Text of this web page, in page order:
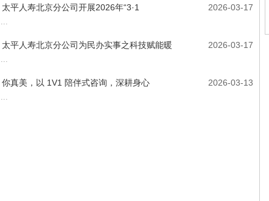
2026-03-17
太平人寿北京分公司开展2026年“3·1
...
2026-03-17
太平人寿北京分公司为民办实事之科技赋能暖
...
2026-03-13
你真美，以 1V1 陪伴式咨询，深耕身心
...